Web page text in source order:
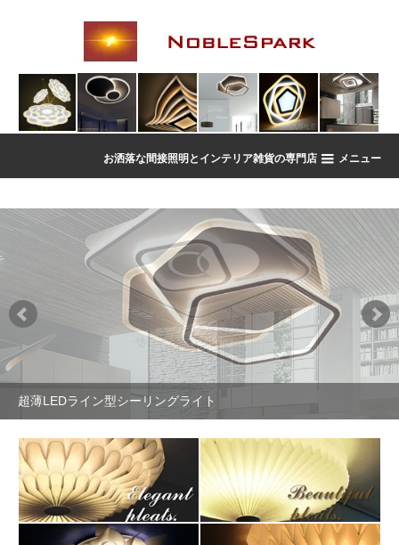
お洒落な間接照明とインテリア雑貨の専門店 メニュー
超薄LEDライン型シーリングライト